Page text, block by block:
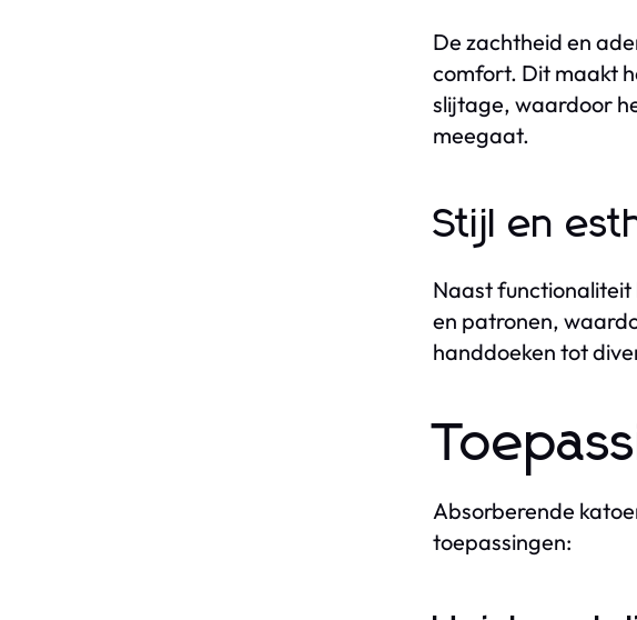
De zachtheid en
comfort. Dit maakt
slijtage, waardoor
meegaat.
Stijl en
Naast functionaliteit
en patronen,
handdoeken tot
Absorberende
toepassingen: